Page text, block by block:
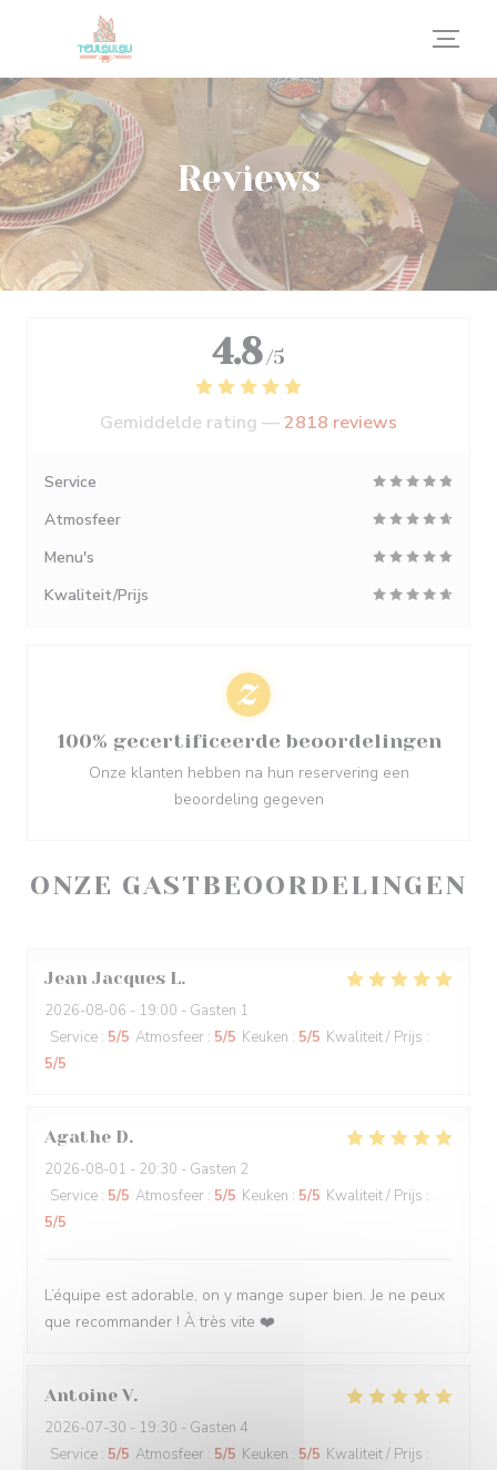
Cookies beheer paneel
Reviews
ONZE GASTBEOORDELINGEN
Jean Jacques L
2026-08-06 - 19:00 - Gasten 1
Service : 5/5 Atmosfeer : 5/5 Keuken : 5/5 Kwaliteit / Prijs :
5/5
Agathe D
2026-08-01 - 20:30 - Gasten 2
Service : 5/5 Atmosfeer : 5/5 Keuken : 5/5 Kwaliteit / Prijs :
5/5
L’équipe est adorable, on y mange super bien. Je ne peux
que recommander ! À très vite ❤️
Antoine V
2026-07-30 - 19:30 - Gasten 4
Service : 5/5 Atmosfeer : 5/5 Keuken : 5/5 Kwaliteit / Prijs :
4.8 /5
Gemiddelde rating —2818 reviews
Service
Atmosfeer
Menu's
Kwaliteit/Prijs
100% gecertificeerde beoordelingen
Onze klanten hebben na hun reservering een
beoordeling gegeven